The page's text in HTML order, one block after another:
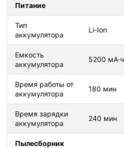
Питание
Тип
аккумулятора
Li-Ion
Емкость
аккумулятора
5200 мА·ч
Время работы от
аккумулятора
180 мин
Время зарядки
аккумулятора
240 мин
Пылесборник